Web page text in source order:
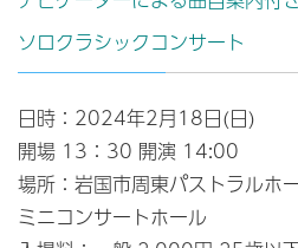
ソロクラシックコンサート
日時：2024年2月18日(日)
開場 13：30 開演 14:00
場所：岩国市周東パストラルホ
ミニコンサートホール